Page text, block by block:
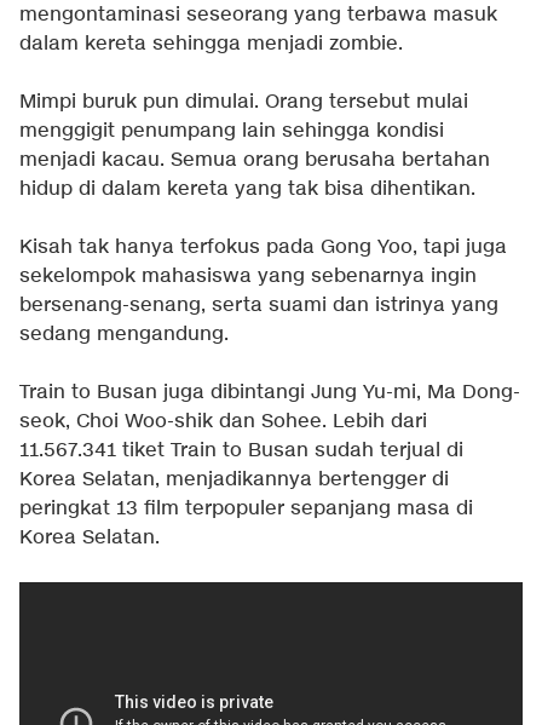
mengontaminasi seseorang yang terbawa masuk
dalam kereta sehingga menjadi zombie.
Mimpi buruk pun dimulai. Orang tersebut mulai
menggigit penumpang lain sehingga kondisi
menjadi kacau. Semua orang berusaha bertahan
hidup di dalam kereta yang tak bisa dihentikan.
Kisah tak hanya terfokus pada Gong Yoo, tapi juga
sekelompok mahasiswa yang sebenarnya ingin
bersenang-senang, serta suami dan istrinya yang
sedang mengandung.
Train to Busan juga dibintangi Jung Yu-mi, Ma Dong-
seok, Choi Woo-shik dan Sohee. Lebih dari
11.567.341 tiket Train to Busan sudah terjual di
Korea Selatan, menjadikannya bertengger di
peringkat 13 film terpopuler sepanjang masa di
Korea Selatan.